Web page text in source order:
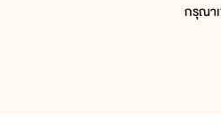
กรุณา